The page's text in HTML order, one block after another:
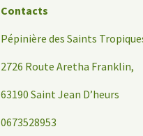
Contacts
Pépinière des Saints
2726 Route Aretha Franklin,
63190 Saint Jean D’heurs
0673528953